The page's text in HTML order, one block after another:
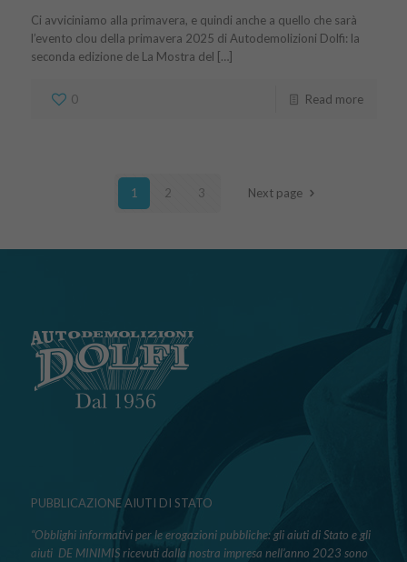
Ci avviciniamo alla primavera, e quindi anche a quello che sarà
l’evento clou della primavera 2025 di Autodemolizioni Dolfi: la
seconda edizione de La Mostra del […]
0 Read more
1 2 3 Next page
PUBBLICAZIONE AIUTI DI STATO
“Obblighi informativi per le erogazioni pubbliche: gli aiuti di Stato e gli
aiuti DE MINIMIS ricevuti dalla nostra impresa nell’anno 2023 sono